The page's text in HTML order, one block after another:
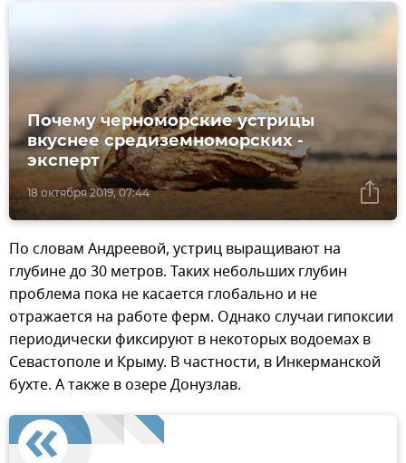
18 октября 2019, 07:44
Почему черноморские устрицы
вкуснее средиземноморских -
эксперт
По словам Андреевой, устриц выращивают на
глубине до 30 метров. Таких небольших глубин
проблема пока не касается глобально и не
отражается на работе ферм. Однако случаи гипоксии
периодически фиксируют в некоторых водоемах в
Севастополе и Крыму. В частности, в Инкерманской
бухте. А также в озере Донузлав.